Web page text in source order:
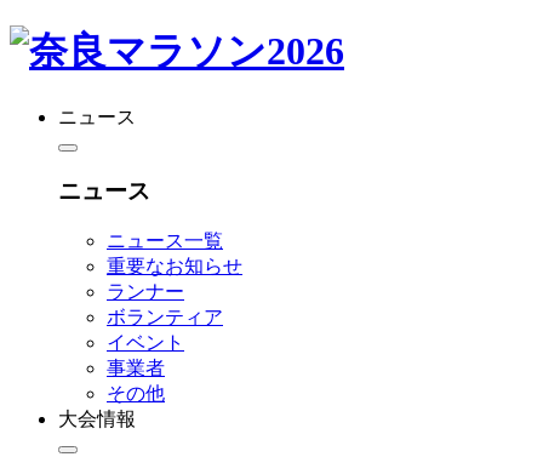
ニュース
ニュース
ニュース一覧
重要なお知らせ
ランナー
ボランティア
イベント
事業者
その他
大会情報